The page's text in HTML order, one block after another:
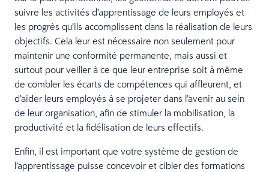
suivre les activités d’apprentissage de leurs employés et
les progrès qu’ils accomplissent dans la réalisation de leurs
objectifs. Cela leur est nécessaire non seulement pour
maintenir une conformité permanente, mais aussi et
surtout pour veiller à ce que leur entreprise soit à même
de combler les écarts de compétences qui affleurent, et
d’aider leurs employés à se projeter dans l’avenir au sein
de leur organisation, afin de stimuler la mobilisation, la
productivité et la fidélisation de leurs effectifs.
Enfin, il est important que votre système de gestion de
l’apprentissage puisse concevoir et cibler des formations